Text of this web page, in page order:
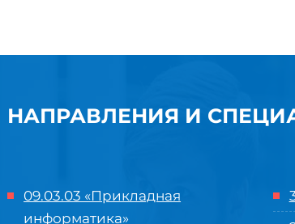
НАПРАВЛЕНИЯ И
09.03.03 «Прикладная
информатика»